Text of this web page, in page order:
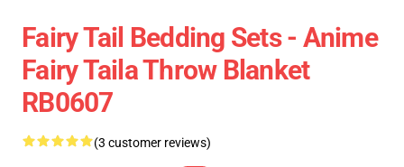
Fairy Tail Bedding Sets - Anime
Fairy Taila Throw Blanket
RB0607
(3 customer reviews)